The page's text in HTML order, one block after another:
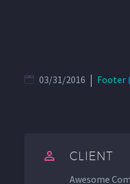
03/31/2016 Footer

 CLIENT
Awesome